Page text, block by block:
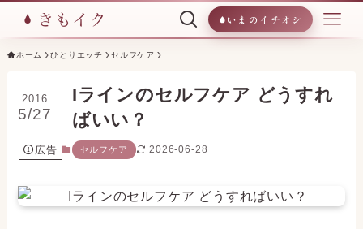
いまのイチオシ
ホーム ひとりエッチ セルフケア
Iラインのセルフケア どうすれ
ばいい？
2016
5/27
広告 セルフケア 2026-06-28